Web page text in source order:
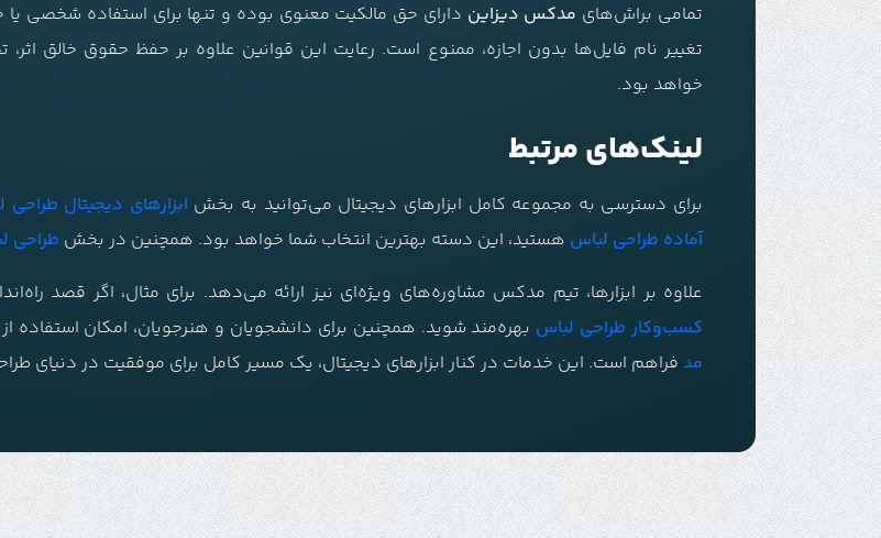
تمامی براش‌های مدکس دیزاین دارای حق مالکیت معنوی بوده و تنها برای استفاده شخصی
تغییر نام فایل‌ها بدون اجازه، ممنوع است. رعایت این قوانین علاوه بر حفظ حقوق خالق اثر،
خواهد بود.
لینک‌های مرتبط
برای دسترسی به مجموعه کامل ابزارهای دیجیتال می‌توانید به بخش ابزارهای دیجیتال طراحی
آماده طراحی لباس هستید، این دسته بهترین انتخاب شما خواهد بود. همچنین در بخش طراحی
علاوه بر ابزارها، تیم مدکس مشاوره‌های ویژه‌ای نیز ارائه می‌دهد. برای مثال، اگر قصد
کسب‌وکار طراحی لباس بهره‌مند شوید. همچنین برای دانشجویان و هنرجویان، امکان استفاده از
مد فراهم است. این خدمات در کنار ابزارهای دیجیتال، یک مسیر کامل برای موفقیت در دنیای